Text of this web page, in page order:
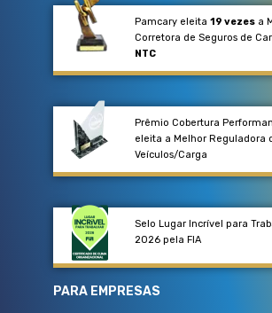
Pamcary eleita 19 vezes a
Corretora de Seguros de
NTC
Prêmio Cobertura
eleita a Melhor Reguladora
Veículos/Carga​
Selo Lugar Incrível para
2026 pela FIA
PARA EMPRESAS